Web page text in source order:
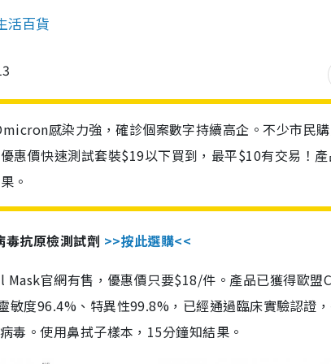
活百貨
感染力強，確診個案數字持續高企。不少市民
惠價快速測試套裝$19以下買到，最平$10有交易！
。
毒抗原檢測試劑 >>按此選購<<
官網有售，優惠價只要$18/件。產品已獲得歐盟
敏度96.4%、特異性99.8%，已經通過臨床實驗認證
。使用鼻拭子樣本，15分鐘知結果。